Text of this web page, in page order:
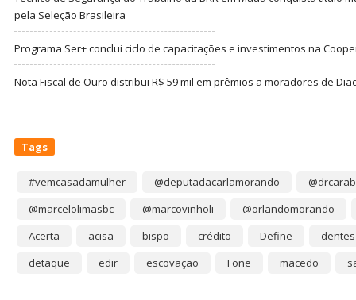
pela Seleção Brasileira
Programa Ser+ conclui ciclo de capacitações e investimentos na
Nota Fiscal de Ouro distribui R$ 59 mil em prêmios a moradores de
Tags
#vemcasadamulher @deputadacarlamorando
@marcelolimasbc
@marcovinholi
@orlandomorando
Acerta
acisa bispo crédito Define
dentes
detaque
edir escovação Fone macedo